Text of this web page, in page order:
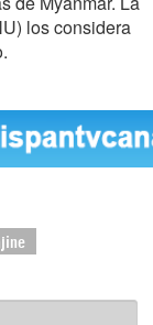
los considera